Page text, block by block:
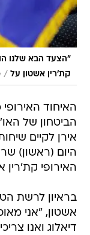
"הצעד הבא שלנו
קת'רין אשטון על /
האיחוד
הביטחון של
אירן לקיים
היום (ראשון)
האירופי קת'רין
בראיון לרשת
אשטון, "אני
דיאלוג ואנו